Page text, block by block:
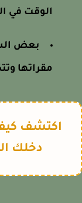
الوقت في
بعض
مقراتها
اكتشف كيف
دخلك